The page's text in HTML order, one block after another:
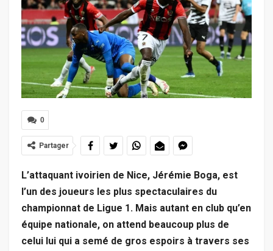
0
Partager
L’attaquant ivoirien de Nice, Jérémie Boga, est
l’un des joueurs les plus spectaculaires du
championnat de Ligue 1. Mais autant en club qu’en
équipe nationale, on attend beaucoup plus de
celui lui qui a semé de gros espoirs à travers ses